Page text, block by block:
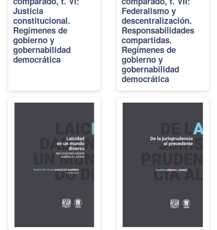
Justicia
constitucional.
Regímenes de
gobierno y
gobernabilidad
democrática
Federalismo y
descentralización.
Responsabilidades
compartidas.
Regímenes de
gobierno y
gobernabilidad
democrática